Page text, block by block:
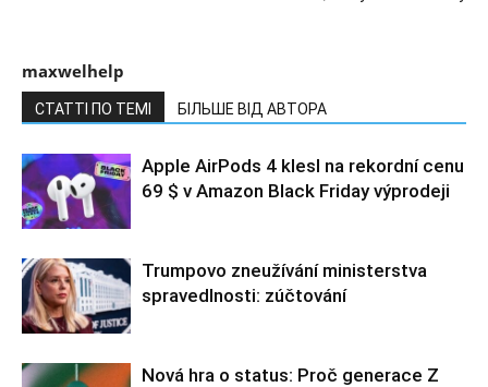
maxwelhelp
СТАТТІ ПО ТЕМІ БІЛЬШЕ ВІД АВТОРА
Apple AirPods 4 klesl na rekordní cenu
69 $ v Amazon Black Friday výprodeji
Trumpovo zneužívání ministerstva
spravedlnosti: zúčtování
Nová hra o status: Proč generace Z